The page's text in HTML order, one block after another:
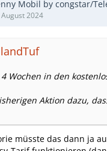
Mobil by congstar/
2024
Wochen in den
Aktion dazu,
müsste das dann ja